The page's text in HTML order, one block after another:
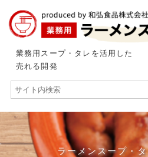
業務用スープ・タレを活用した
売れる開発
ラーメンスープ・